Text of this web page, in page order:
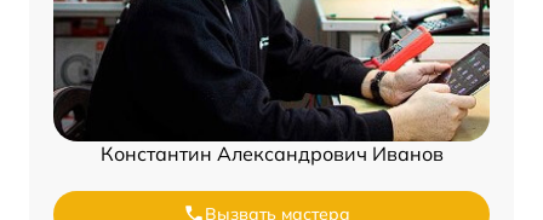
Константин Александрович Иванов
Вызвать мастера